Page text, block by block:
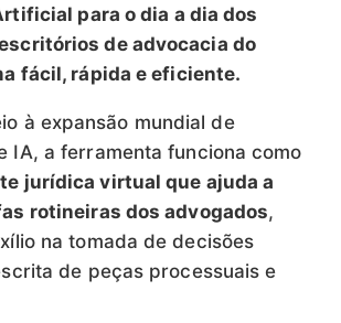
para o dia a dia dos
de advocacia do
fácil, rápida e eficiente.
à expansão mundial de
IA, a ferramenta funciona como
jurídica virtual que ajuda a
rotineiras dos advogados,
na tomada de decisões
de peças processuais e